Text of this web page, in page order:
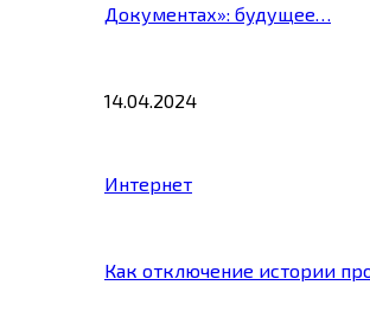
Документах»: будущее…
14.04.2024
Интернет
Как отключение истории